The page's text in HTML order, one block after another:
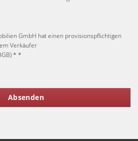
GmbH hat einen provisionspflichtigen
Verkäufer
* *
Absenden